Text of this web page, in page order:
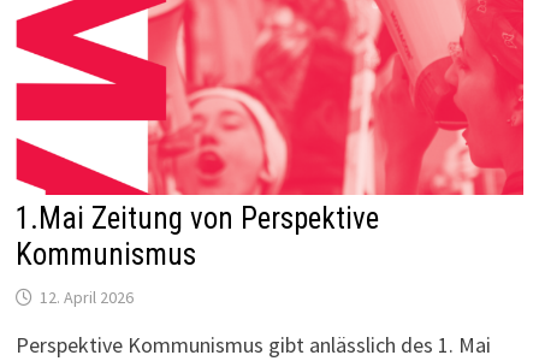
1.Mai Zeitung von Perspektive
Kommunismus
12. April 2026
Perspektive Kommunismus gibt anlässlich des 1. Mai